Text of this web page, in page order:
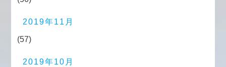
2019年11月
(57)
2019年10月